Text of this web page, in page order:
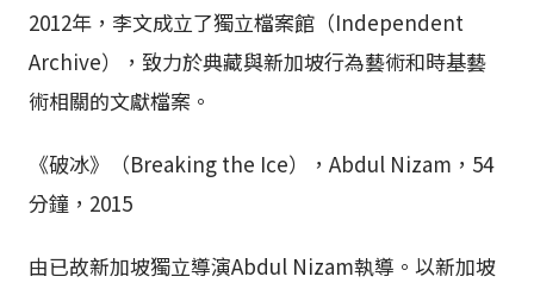
2012年，李文成立了獨立檔案館（Independent
Archive），致力於典藏與新加坡行為藝術和時基藝
術相關的文獻檔案。
《破冰》（Breaking the Ice），Abdul Nizam，54
分鐘，2015
由已故新加坡獨立導演Abdul Nizam執導。以新加坡